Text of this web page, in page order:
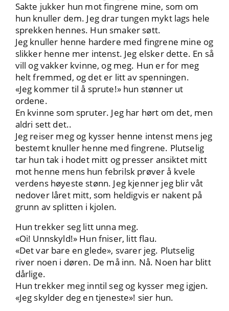
Sakte jukker hun mot fingrene mine, som om
hun knuller dem. Jeg drar tungen mykt lags hele
sprekken hennes. Hun smaker søtt.
Jeg knuller henne hardere med fingrene mine og
slikker henne mer intenst. Jeg elsker dette. En så
vill og vakker kvinne, og meg. Hun er for meg
helt fremmed, og det er litt av spenningen.
«Jeg kommer til å sprute!» hun stønner ut
ordene.
En kvinne som spruter. Jeg har hørt om det, men
aldri sett det..
Jeg reiser meg og kysser henne intenst mens jeg
bestemt knuller henne med fingrene. Plutselig
tar hun tak i hodet mitt og presser ansiktet mitt
mot henne mens hun febrilsk prøver å kvele
verdens høyeste stønn. Jeg kjenner jeg blir våt
nedover låret mitt, som heldigvis er nakent på
grunn av splitten i kjolen.
Hun trekker seg litt unna meg.
«Oi! Unnskyld!» Hun fniser, litt flau.
«Det var bare en glede», svarer jeg. Plutselig
river noen i døren. De må inn. Nå. Noen har blitt
dårlige.
Hun trekker meg inntil seg og kysser meg igjen.
«Jeg skylder deg en tjeneste»! sier hun.